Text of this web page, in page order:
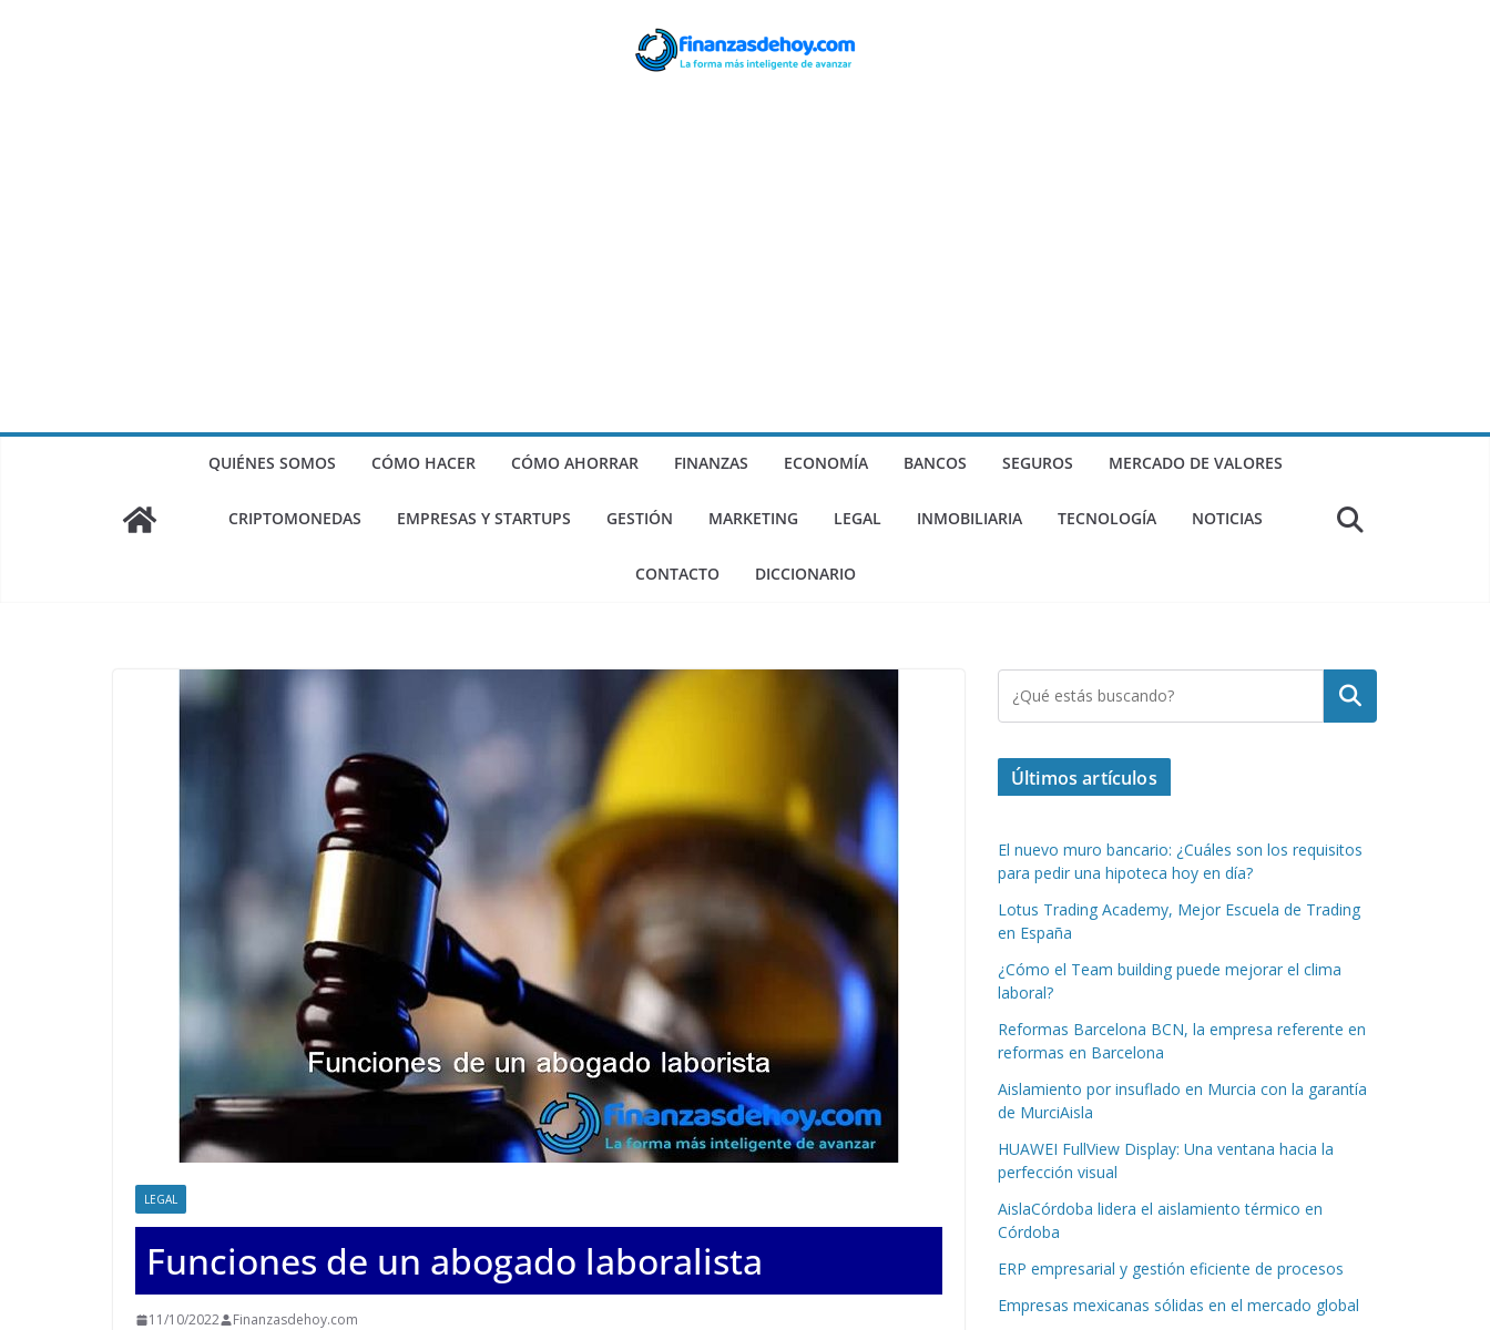
QUIÉNES SOMOS CÓMO HACER CÓMO AHORRAR FINANZAS ECONOMÍA BANCOS SEGUROS MERCADO DE VALORES
CRIPTOMONEDAS EMPRESAS Y STARTUPS GESTIÓN MARKETING LEGAL INMOBILIARIA TECNOLOGÍA NOTICIAS
CONTACTO DICCIONARIO
LEGAL
Funciones de un abogado laboralista
11/10/2022 Finanzasdehoy.com
Buscar
Últimos artículos
El nuevo muro bancario: ¿Cuáles son los requisitos
para pedir una hipoteca hoy en día?
Lotus Trading Academy, Mejor Escuela de Trading
en España
¿Cómo el Team building puede mejorar el clima
laboral?
Reformas Barcelona BCN, la empresa referente en
reformas en Barcelona
Aislamiento por insuflado en Murcia con la garantía
de MurciAisla
HUAWEI FullView Display: Una ventana hacia la
perfección visual
AislaCórdoba lidera el aislamiento térmico en
Córdoba
ERP empresarial y gestión eficiente de procesos
Empresas mexicanas sólidas en el mercado global